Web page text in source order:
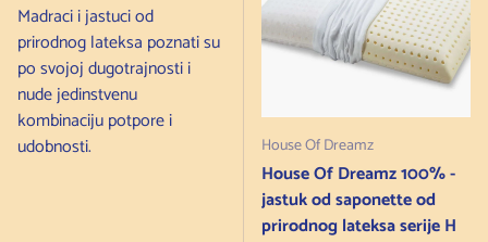
Madraci i jastuci od
prirodnog lateksa poznati su
po svojoj dugotrajnosti i
nude jedinstvenu
kombinaciju potpore i
udobnosti.
House Of Dreamz
House Of Dreamz 100% -
jastuk od saponette od
prirodnog lateksa serije H